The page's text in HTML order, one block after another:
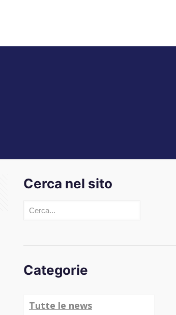
Cerca nel sito
Cerca
Categorie
Tutte le news